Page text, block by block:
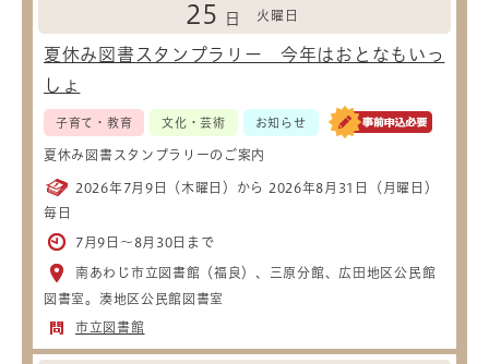
25 日 火曜日
夏休み図書スタンプラリー 今年はおとなもいっ
しょ
子育て・教育 文化・芸術 お知らせ
夏休み図書スタンプラリーのご案内
2026年7月9日（木曜日）から 2026年8月31日（月曜日）
毎日
7月9日～8月30日まで
南あわじ市立図書館（福良）、三原分館、広田地区公民館
図書室。湊地区公民館図書室
市立図書館